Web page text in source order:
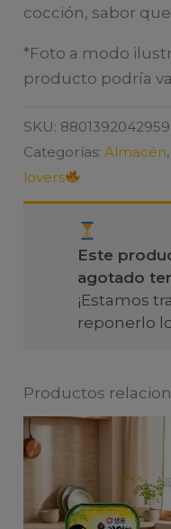
cocción, sabor
*Foto a modo
producto podría
SKU: 8801392042959
Categorías:Almacén
lovers
Este
agotado
¡Estamos
reponerlo
Productos